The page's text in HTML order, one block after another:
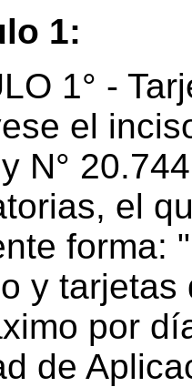
1:
1° -
el
N°
el
forma:
y
por
de